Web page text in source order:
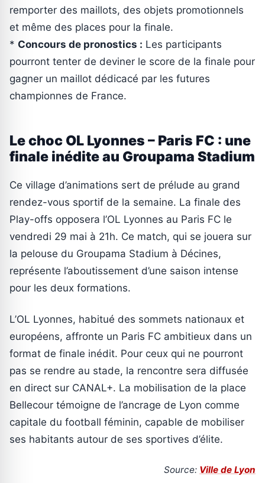
remporter des maillots, des objets promotionnels
et même des places pour la finale.
* Concours de pronostics : Les participants
pourront tenter de deviner le score de la finale pour
gagner un maillot dédicacé par les futures
championnes de France.
Le choc OL Lyonnes – Paris FC : une
finale inédite au Groupama Stadium
Ce village d’animations sert de prélude au grand
rendez-vous sportif de la semaine. La finale des
Play-offs opposera l’OL Lyonnes au Paris FC le
vendredi 29 mai à 21h. Ce match, qui se jouera sur
la pelouse du Groupama Stadium à Décines,
représente l’aboutissement d’une saison intense
pour les deux formations.
L’OL Lyonnes, habitué des sommets nationaux et
européens, affronte un Paris FC ambitieux dans un
format de finale inédit. Pour ceux qui ne pourront
pas se rendre au stade, la rencontre sera diffusée
en direct sur CANAL+. La mobilisation de la place
Bellecour témoigne de l’ancrage de Lyon comme
capitale du football féminin, capable de mobiliser
ses habitants autour de ses sportives d’élite.
Source: Ville de Lyon